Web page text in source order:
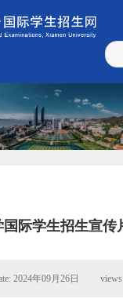
际学生招生宣传
2024年09月26日